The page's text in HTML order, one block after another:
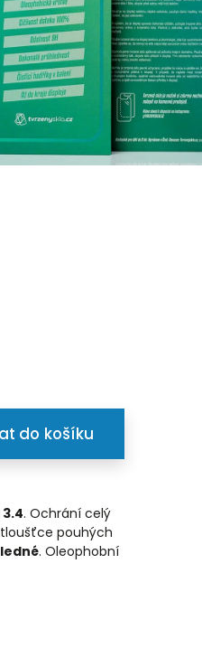
do košíku
. Ochrání celý
pouhých
. Oleophobní